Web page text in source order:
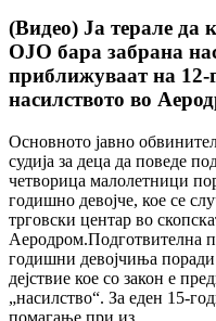
(Видео) Ја терале да
ОЈО бара забрана
приближуваат на
насилството во
Основното јавно
судија за деца да поведе
четворица малолетници
годишно девојче, кое се
трговски центар во
Аеродром.Подготвителна
годишни девојчиња
дејствие кое со закон е
„насилство“. За еден 15-
помагање при из